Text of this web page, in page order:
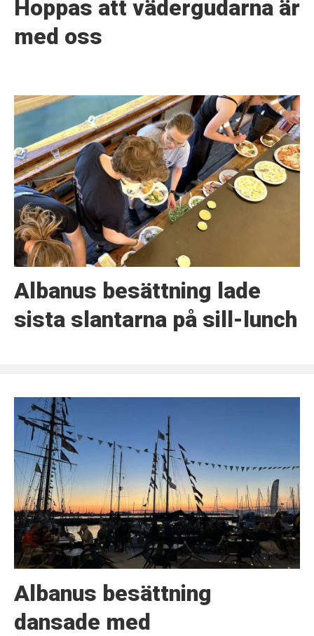
Hoppas att vädergudarna är
med oss
Albanus besättning lade
sista slantarna på sill-lunch
Albanus besättning
dansade med